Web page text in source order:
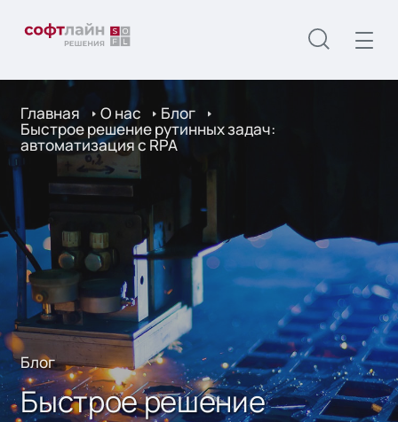
Главная О нас Блог
Быстрое решение рутинных задач:
автоматизация с RPA
Блог
Быстрое решение